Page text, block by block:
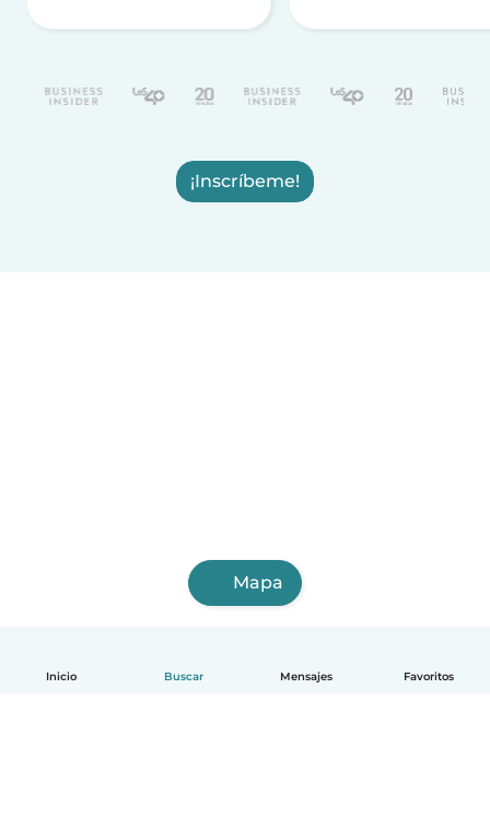
Inicio Buscar Mensajes Favoritos
¡Inscríbeme!
Mapa